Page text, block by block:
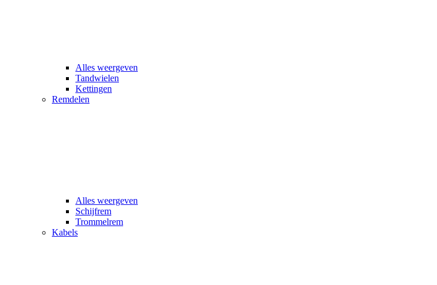
Alles weergeven
Tandwielen
Kettingen
Remdelen
Alles weergeven
Schijfrem
Trommelrem
Kabels